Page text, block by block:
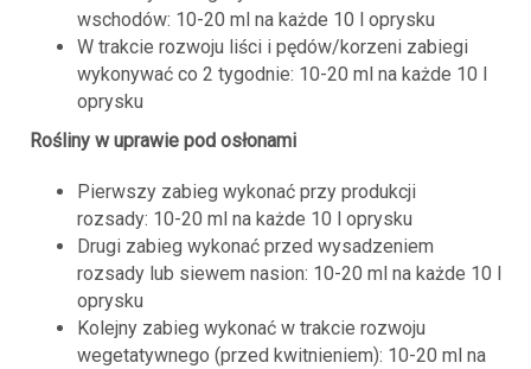
wschodów: 10-20 ml na każde 10 l oprysku
W trakcie rozwoju liści i pędów/korzeni zabiegi
wykonywać co 2 tygodnie: 10-20 ml na każde 10 l
oprysku
Rośliny w uprawie pod osłonami
Pierwszy zabieg wykonać przy produkcji
rozsady: 10-20 ml na każde 10 l oprysku
Drugi zabieg wykonać przed wysadzeniem
rozsady lub siewem nasion: 10-20 ml na każde 10 l
oprysku
Kolejny zabieg wykonać w trakcie rozwoju
wegetatywnego (przed kwitnieniem): 10-20 ml na